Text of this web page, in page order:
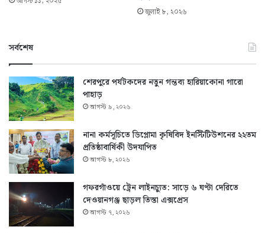
জুলাই ৮, ২০২৬
সর্বশেষ
শেরপুরে পর্যটকদের নতুন গন্তব্য হারিয়াকোনা গারো
পাহাড়
আগস্ট ৯, ২০২৬
নানা কর্মসূচিতে ডিপ্লোমা কৃষিবিদ ইনস্টিটিউশনের ২২তম
প্রতিষ্ঠাবার্ষিকী উদযাপিত
আগস্ট ৮, ২০২৬
গফরগাঁওয়ে ট্রেন লাইনচ্যুত: সাড়ে ৬ ঘণ্টা দেরিতে
দেওয়ানগঞ্জ ছাড়ল তিস্তা এক্সপ্রেস
আগস্ট ৭, ২০২৬